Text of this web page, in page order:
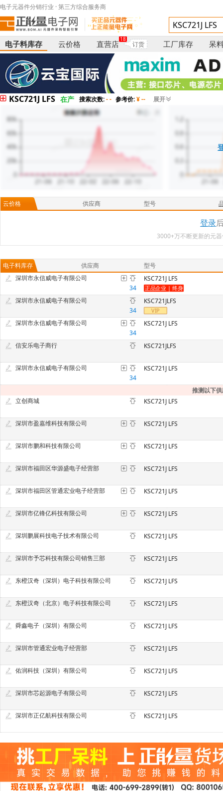
电子元器件分销行业 · 第三方综合服务商
电子料库存 云价格 直营店
18
订货 工厂库存 呆
KSC721J LFS 在产 搜索次数:- - 参考价:¥ -- 展开
云价格 供应商 型号
登录
3000+万不断更新的元
电子料库存 供应商
型号
深圳市永信威电子有限公司
34
KSC721J LFS
深圳市永信威电子有限公司
34
KSC721JLFS
深圳市永信威电子有限公司
34
KSC721J LFS
信安乐电子商行 KSC721JLFS
深圳市永信威电子有限公司
34
KSC721J LFS
推测以下
立创商城
KSC721J LFS
深圳市盈嘉维科技有限公司 KSC721J LFS
深圳市鹏和科技有限公司 KSC721J LFS
深圳市福田区华源盛电子经营部 KSC721J LFS
深圳市福田区管通宏业电子经营部 KSC721J LFS
深圳市亿锋亿科技有限公司 KSC721J LFS
深圳鹏展科技电子技术有限公司 KSC721J LFS
深圳市予芯科技有限公司销售三部 KSC721J LFS
东橙汉奇（深圳）电子科技有限公司 KSC721J LFS
东橙汉奇（北京）电子科技有限公司 KSC721J LFS
舜鑫电子（深圳）有限公司 KSC721J LFS
深圳市管通宏业电子经营部 KSC721J LFS
佑润科技（深圳）有限公司 KSC721J LFS
深圳市芯起源电子有限公司 KSC721J LFS
深圳市正亿航科技有限公司 KSC721J LFS